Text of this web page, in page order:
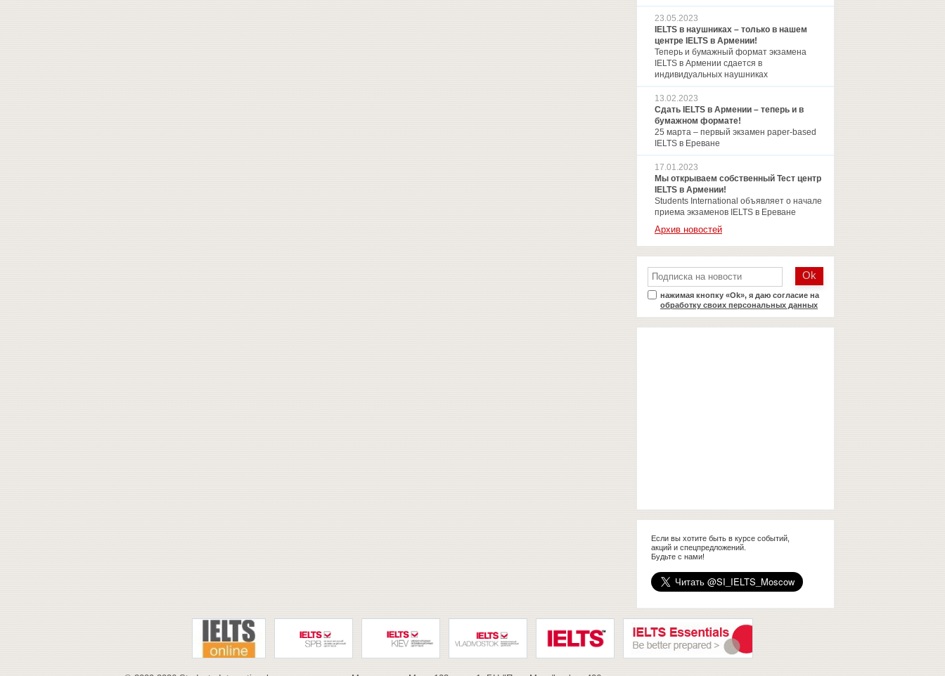
23.05.2023
IELTS в наушниках – только в нашем
центре IELTS в Армении!
Теперь и бумажный формат экзамена
IELTS в Армении сдается в
индивидуальных наушниках
13.02.2023
Сдать IELTS в Армении – теперь и в
бумажном формате!
25 марта – первый экзамен paper-based
IELTS в Ереване
17.01.2023
Мы открываем собственный Тест центр
IELTS в Армении!
Students International объявляет о начале
приема экзаменов IELTS в Ереване
Архив новостей
нажимая кнопку «Ok», я даю согласие на
обработку своих персональных данных
Если вы хотите быть в курсе событий,
акций и спецпредложений.
Будьте с нами!